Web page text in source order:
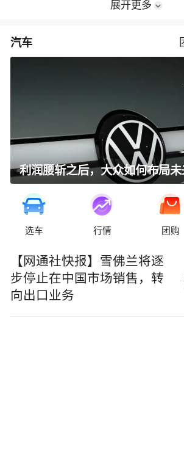
展开更多
汽车
选车 行情 团购
【网通社快报】雪佛兰将逐
步停止在中国市场销售，转
向出口业务